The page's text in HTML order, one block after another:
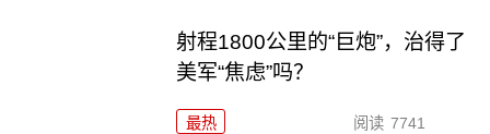
射程1800公里的“巨炮”，治得了
美军“焦虑”吗？
最热 阅读 7741